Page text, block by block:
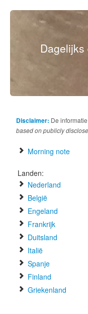
Disclaimer: De
based on publicly
Morning note
Landen:
Nederland
België
Engeland
Frankrijk
Duitsland
Italië
Spanje
Finland
Griekenland